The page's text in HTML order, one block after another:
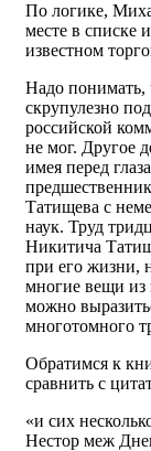
По логике,
месте в списке
известном
Надо понимать,
скрупулезно
российской
не мог. Другое
имея перед
Татищева с
наук. Труд
Никитича
при его жизни,
многие вещи из
можно
многотомного
Обратимся к
сравнить с
«и сих
Нестор меж